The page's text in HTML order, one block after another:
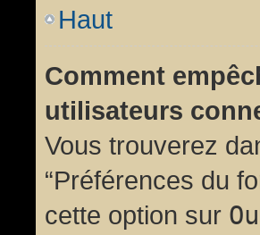
Haut
Comment
utilisateurs
Vous trouverez
“Préférences du
cette option sur